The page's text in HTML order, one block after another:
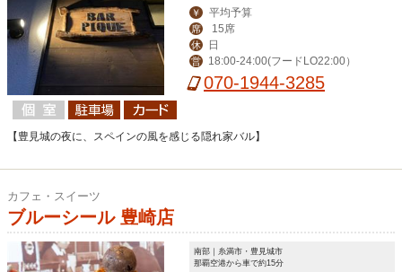
￥ 平均予算
席 15席
休 日
営 18:00-24:00(フードLO22:00）
070-1944-3285
【豊見城の夜に、スペインの風を感じる隠れ家バル】
カフェ・スイーツ
ブルーシール 豊崎店
南部｜糸満市・豊見城市
那覇空港から車で約15分